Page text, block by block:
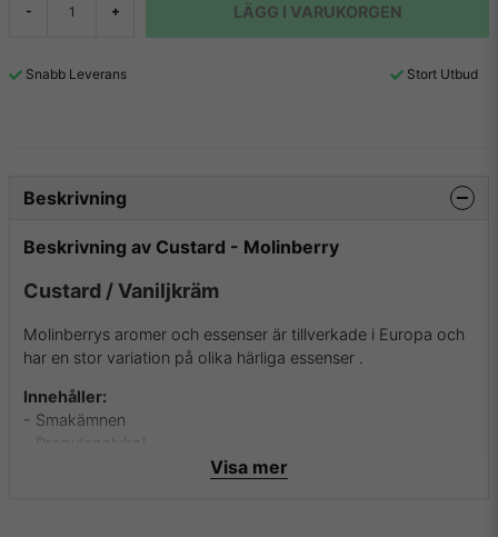
- + LÄGG I VARUKORGEN
Snabb Leverans Stort Utbud
Beskrivning
Beskrivning av Custard - Molinberry
Custard / Vaniljkräm
Molinberrys aromer och essenser är tillverkade i Europa och
har en stor variation på olika härliga essenser .
Innehåller:
- Smakämnen
- Propylenglykol
Visa mer